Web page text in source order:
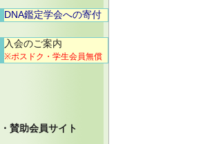
DNA鑑定学会への寄付
入会のご案内
※ポスドク・学生会員無償
・賛助会員サイト